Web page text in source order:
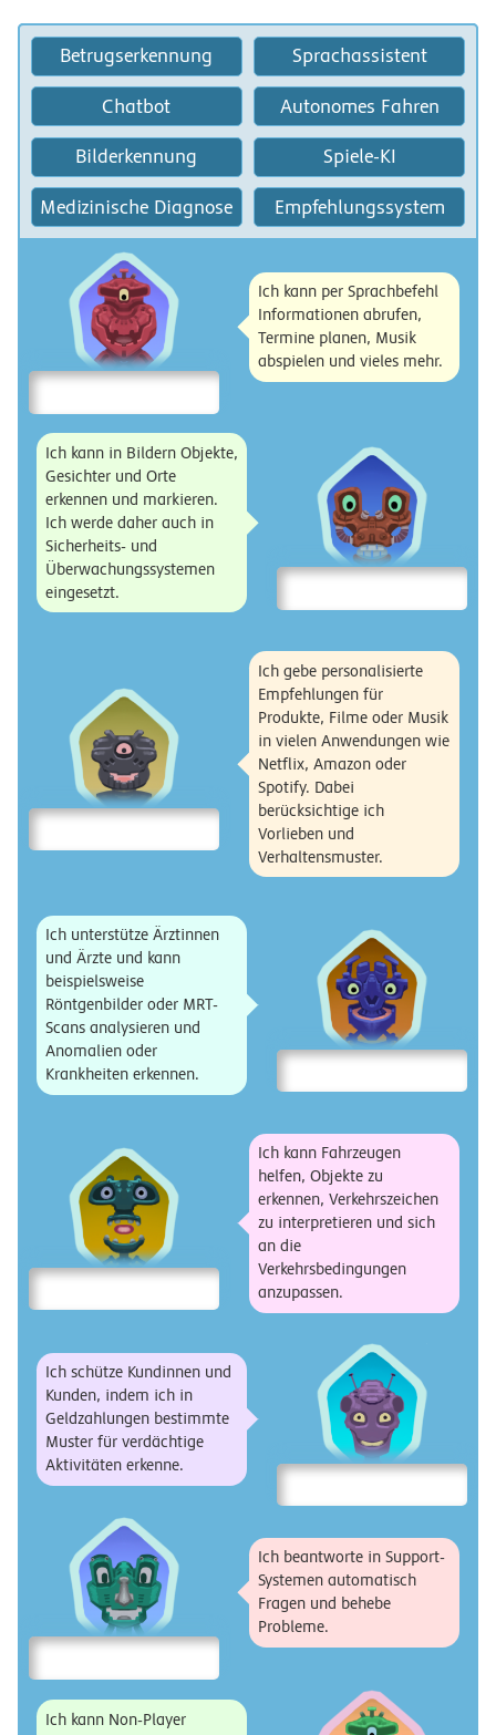
Sprachassistent
Bilderkennung
Empfehlungssystem
Medizinische Diagnose
Autonomes Fahren
Betrugserkennung
Chatbot
Spiele-KI
Ich kann per Sprachbefehl
Informationen abrufen,
Termine planen, Musik
abspielen und vieles mehr.
Ich kann in Bildern Objekte,
Gesichter und Orte
erkennen und markieren.
Ich werde daher auch in
Sicherheits- und
Überwachungssystemen
eingesetzt.
Ich gebe personalisierte
Empfehlungen für
Produkte, Filme oder Musik
in vielen Anwendungen wie
Netflix, Amazon oder
Spotify. Dabei
berücksichtige ich
Vorlieben und
Verhaltensmuster.
Ich unterstütze Ärztinnen
und Ärzte und kann
beispielsweise
Röntgenbilder oder MRT-
Scans analysieren und
Anomalien oder
Krankheiten erkennen.
Ich kann Fahrzeugen
helfen, Objekte zu
erkennen, Verkehrszeichen
zu interpretieren und sich
an die
Verkehrsbedingungen
anzupassen.
Ich schütze Kundinnen und
Kunden, indem ich in
Geldzahlungen bestimmte
Muster für verdächtige
Aktivitäten erkenne.
Ich beantworte in Support-
Systemen automatisch
Fragen und behebe
Probleme.
Ich kann Non-Player